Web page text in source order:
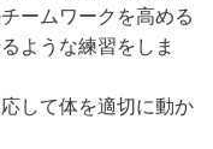
ームワークを高める
ような練習をしま
して体を適切に動か